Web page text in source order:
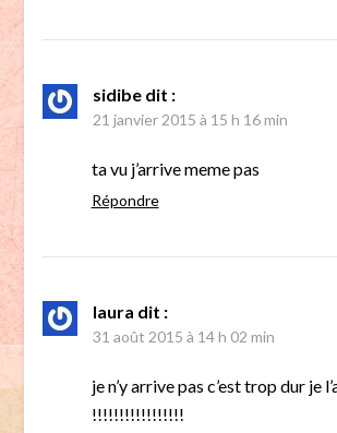
sidibe dit :
21 janvier 2015 à 15 h 16 min
ta vu j’arrive meme pas
Répondre
laura dit :
31 août 2015 à 14 h 02 min
je n’y arrive pas c’est trop dur je
!!!!!!!!!!!!!!!!!